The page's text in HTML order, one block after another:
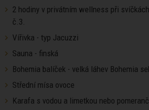
2 hodiny v privátním wellness při
č.3.
Vířivka - typ Jacuzzi
Sauna - finská
Bohemia balíček - velká láhev Bohemia
Střední mísa ovoce
Karafa s vodou a limetkou nebo